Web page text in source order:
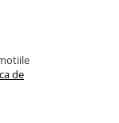
de